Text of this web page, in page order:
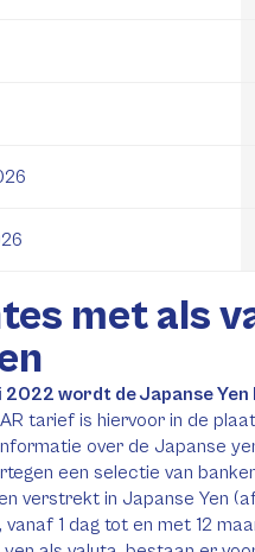
met als
2022 wordt de Japanse
tarief is hiervoor in de
over de Japanse
een selectie van
verstrekt in Japanse Yen
1 dag tot en met 12